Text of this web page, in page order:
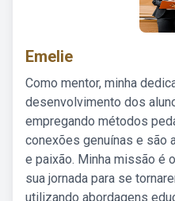
Emelie
Como mentor, minha
desenvolvimento dos
empregando métodos
conexões genuínas e são
e paixão. Minha missão é
sua jornada para se
utilizando abordagens